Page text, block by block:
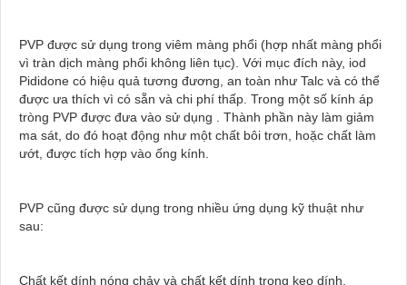
PVP được sử dụng trong viêm màng phổi (hợp nhất màng phổi
vì tràn dịch màng phổi không liên tục). Với mục đích này, iod
Pididone có hiệu quả tương đương, an toàn như Talc và có thể
được ưa thích vì có sẵn và chi phí thấp. Trong một số kính áp
tròng PVP được đưa vào sử dụng . Thành phần này làm giảm
ma sát, do đó hoạt động như một chất bôi trơn, hoặc chất làm
ướt, được tích hợp vào ống kính.
PVP cũng được sử dụng trong nhiều ứng dụng kỹ thuật như
sau:
Chất kết dính nóng chảy và chất kết dính trong keo dính.